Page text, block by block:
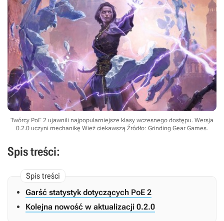
Twórcy PoE 2 ujawnili najpopularniejsze klasy wczesnego dostępu. Wersja
0.2.0 uczyni mechanikę Wież ciekawszą Źródło: Grinding Gear Games.
Spis treści:
Garść statystyk dotyczących PoE 2
Kolejna nowość w aktualizacji 0.2.0